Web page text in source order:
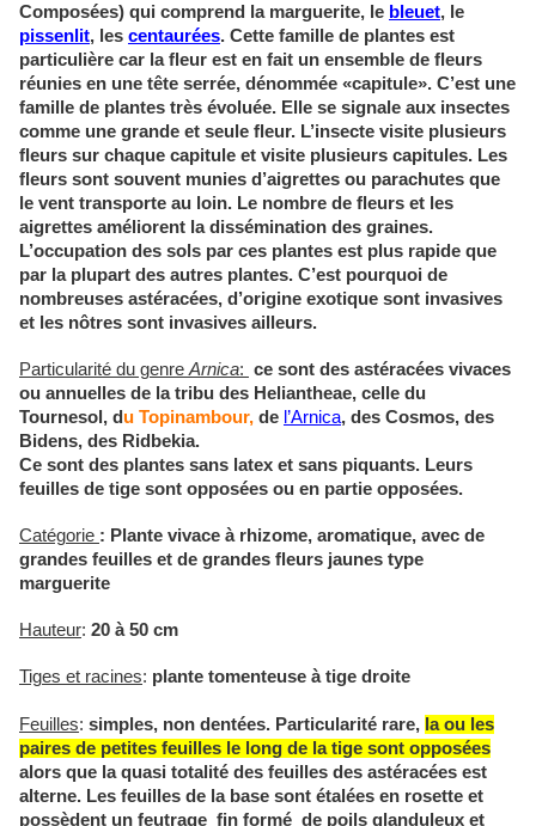
Composées) qui comprend la marguerite, le bleuet, le
pissenlit, les centaurées. Cette famille de plantes est
particulière car la fleur est en fait un ensemble de fleurs
réunies en une tête serrée, dénommée «capitule». C’est une
famille de plantes très évoluée. Elle se signale aux insectes
comme une grande et seule fleur. L’insecte visite plusieurs
fleurs sur chaque capitule et visite plusieurs capitules. Les
fleurs sont souvent munies d’aigrettes ou parachutes que
le vent transporte au loin. Le nombre de fleurs et les
aigrettes améliorent la dissémination des graines.
L’occupation des sols par ces plantes est plus rapide que
par la plupart des autres plantes. C’est pourquoi de
nombreuses astéracées, d’origine exotique sont invasives
et les nôtres sont invasives ailleurs.
Particularité du genre Arnica: ce sont des astéracées vivaces
ou annuelles de la tribu des Heliantheae, celle du
Tournesol, d u Topinambour, de l’Arnica, des Cosmos, des
Bidens, des Ridbekia.
Ce sont des plantes sans latex et sans piquants. Leurs
feuilles de tige sont opposées ou en partie opposées.
Catégorie : Plante vivace à rhizome, aromatique, avec de
grandes feuilles et de grandes fleurs jaunes type
marguerite
Hauteur: 20 à 50 cm
Tiges et racines: plante tomenteuse à tige droite
Feuilles: simples, non dentées. Particularité rare, la ou les
paires de petites feuilles le long de la tige sont opposées
alors que la quasi totalité des feuilles des astéracées est
alterne. Les feuilles de la base sont étalées en rosette et
possèdent un feutrage fin formé de poils glanduleux et